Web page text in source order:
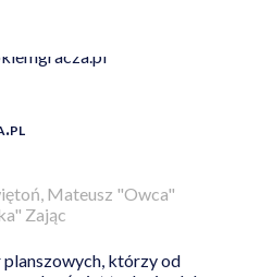
Mateusz "Owca"
Zając
planszowych, którzy od